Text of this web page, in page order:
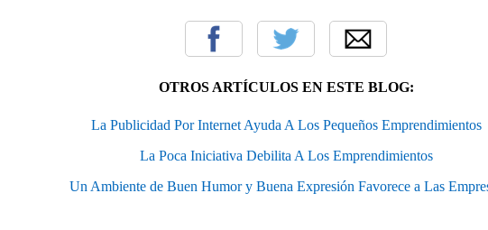
OTROS ARTÍCULOS EN ESTE BLOG:
La Publicidad Por Internet Ayuda A Los Pequeños Emprendimientos
La Poca Iniciativa Debilita A Los Emprendimientos
Un Ambiente de Buen Humor y Buena Expresión Favorece a Las